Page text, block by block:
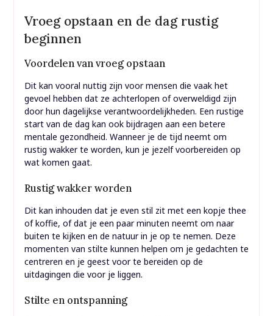
Vroeg opstaan en de dag rustig
beginnen
Voordelen van vroeg opstaan
Dit kan vooral nuttig zijn voor mensen die vaak het
gevoel hebben dat ze achterlopen of overweldigd zijn
door hun dagelijkse verantwoordelijkheden. Een rustige
start van de dag kan ook bijdragen aan een betere
mentale gezondheid. Wanneer je de tijd neemt om
rustig wakker te worden, kun je jezelf voorbereiden op
wat komen gaat.
Rustig wakker worden
Dit kan inhouden dat je even stil zit met een kopje thee
of koffie, of dat je een paar minuten neemt om naar
buiten te kijken en de natuur in je op te nemen. Deze
momenten van stilte kunnen helpen om je gedachten te
centreren en je geest voor te bereiden op de
uitdagingen die voor je liggen.
Stilte en ontspanning